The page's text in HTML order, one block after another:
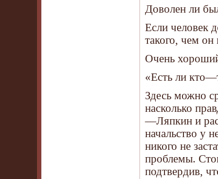
Доволен ли
Если человек
такого, чем
Очень
«Есть ли
Здесь можно
насколько
—Ляпкин и
начальство у
никого не
проблемы.
подтвердив,